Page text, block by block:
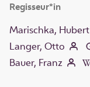
Regisseur*in
Marischka, Hubert
Langer, Otto
Bauer, Franz